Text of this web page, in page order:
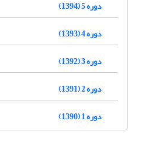
دوره 5 (1394)
دوره 4 (1393)
دوره 3 (1392)
دوره 2 (1391)
دوره 1 (1390)